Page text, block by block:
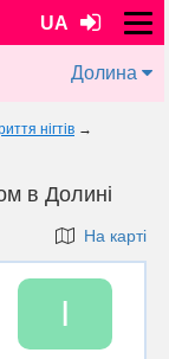
UA
Долина
нігтів →
в Долині
На карті
І